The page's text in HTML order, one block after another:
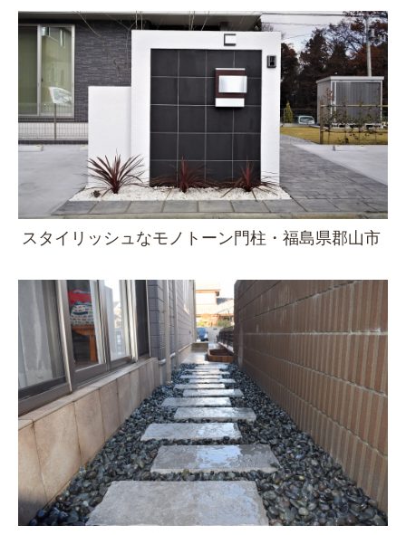
スタイリッシュなモノトーン門柱・福島県郡山市